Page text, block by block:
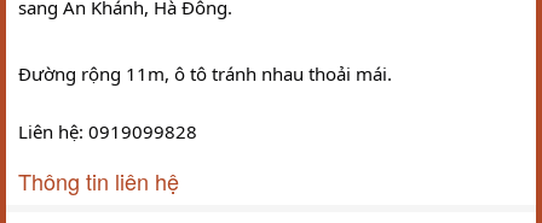
sang An Khánh, Hà Đông.
Đường rộng 11m, ô tô tránh nhau thoải mái.
Liên hệ: 0919099828
Thông tin liên hệ